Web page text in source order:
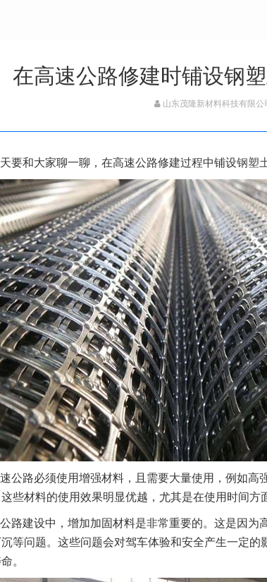
在高速公路修建时铺设钢
山东茂隆新材料科技有限公
要和大家聊一聊，在高速公路修建过程中铺设钢塑
公路必须使用增强材料，且需要大量使用，例如高
些材料的使用效果明显优越，尤其是在使用时间方
路建设中，增加加固材料是非常重要的。这是因
等问题。这些问题会对驾车体验和安全产生一定
。